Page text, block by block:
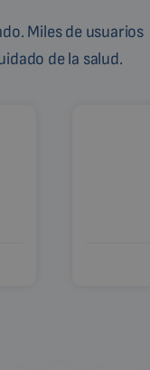
Miles de usuarios
de la salud.